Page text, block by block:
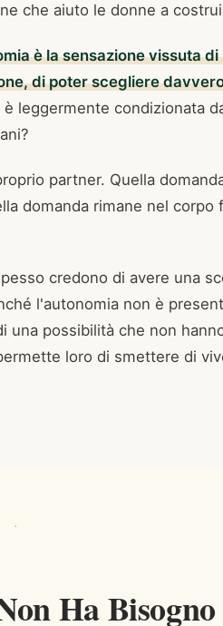
che aiuto le donne a
è la sensazione vissuta
di poter scegliere
leggermente condizionata
partner. Quella
domanda rimane nel corpo
credono di avere una
l'autonomia non è
una possibilità che non
loro di smettere di
Ha Bisogno